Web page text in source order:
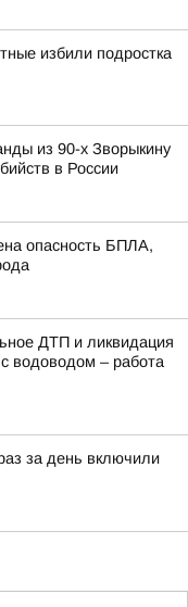
избили подростка
из 90-х Зворыкину
в России
опасность БПЛА,
ДТП и ликвидация
водоводом – работа
за день включили